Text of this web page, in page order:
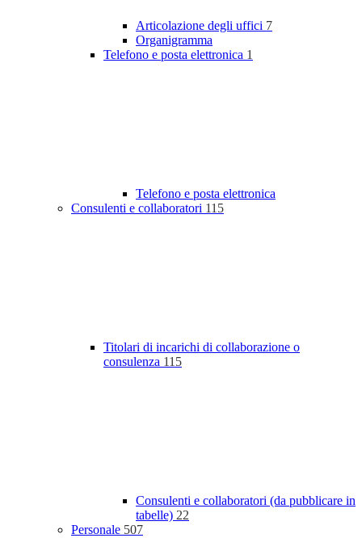
Articolazione degli uffici 7
Organigramma
Telefono e posta elettronica 1
Telefono e posta elettronica
Consulenti e collaboratori 115
Titolari di incarichi di collaborazione o
consulenza 115
Consulenti e collaboratori (da pubblicare in
tabelle) 22
Personale 507